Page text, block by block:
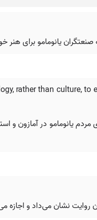
یانومامو برای هنر
rather than culture, to
یانومامو در آمازون
روایت نشان می‌داد و